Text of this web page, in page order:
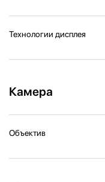
Технологии дисплея
Камера
Объектив